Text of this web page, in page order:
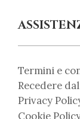
Termini e
Recedere
Privacy
Cookie